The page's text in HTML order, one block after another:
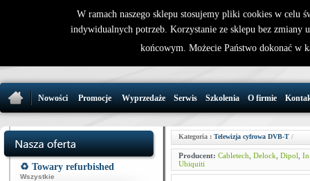
32 721 86
Nowości Promocje Wyprzedaże Serwis Szkolenia O firmie
♻️ Towary refurbished
Wszystkie
Kategoria : Telewizja cyfrowa DVB-T/
Producent: Cabletech Delock Dipol
Ubiquiti
W ramach naszego sklepu stosujemy pliki cookies w celu
indywidualnych potrzeb. Korzystanie ze sklepu bez zmiany
końcowym. Możecie Państwo dokonać w